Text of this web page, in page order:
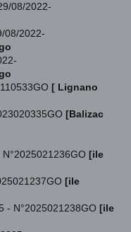
08/2022-
08/2022-
[ Lignano
[Balizac
[ile
[ile
- N°2025021238GO [ile